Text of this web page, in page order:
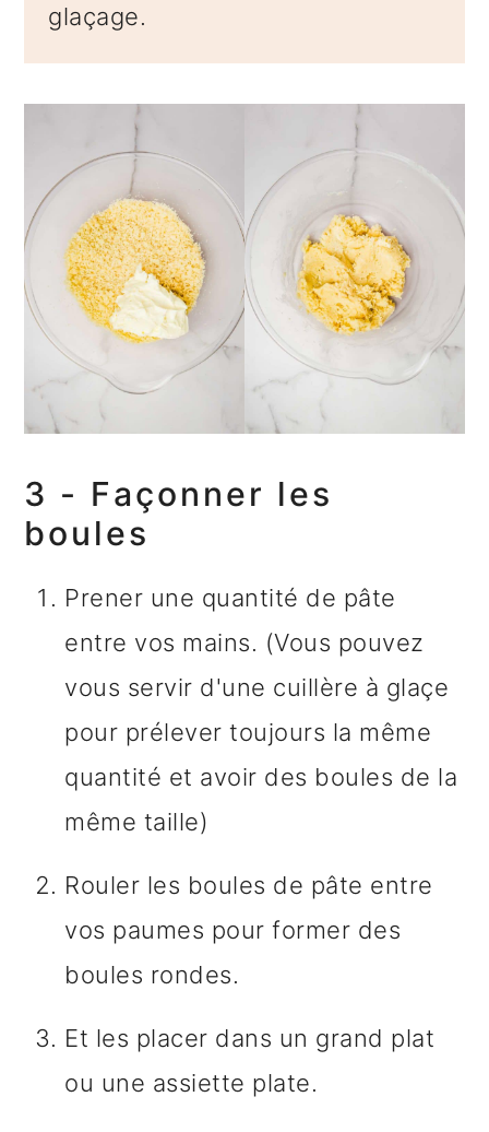
glaçage.
3 - Façonner les
boules
Prener une quantité de pâte
entre vos mains. (Vous pouvez
vous servir d'une cuillère à glaçe
pour prélever toujours la même
quantité et avoir des boules de la
même taille)
Rouler les boules de pâte entre
vos paumes pour former des
boules rondes.
Et les placer dans un grand plat
ou une assiette plate.